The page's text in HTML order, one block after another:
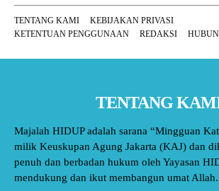
TENTANG KAMI
KEBIJAKAN PRIVASI
KETENTUAN PENGGUNAAN
REDAKSI
TENTANG
Majalah HIDUP adalah sarana “Mingguan
milik Keuskupan Agung Jakarta (KAJ) dan
penuh dan berbadan hukum oleh Yayasan
mendukung dan ikut membangun umat Allah.